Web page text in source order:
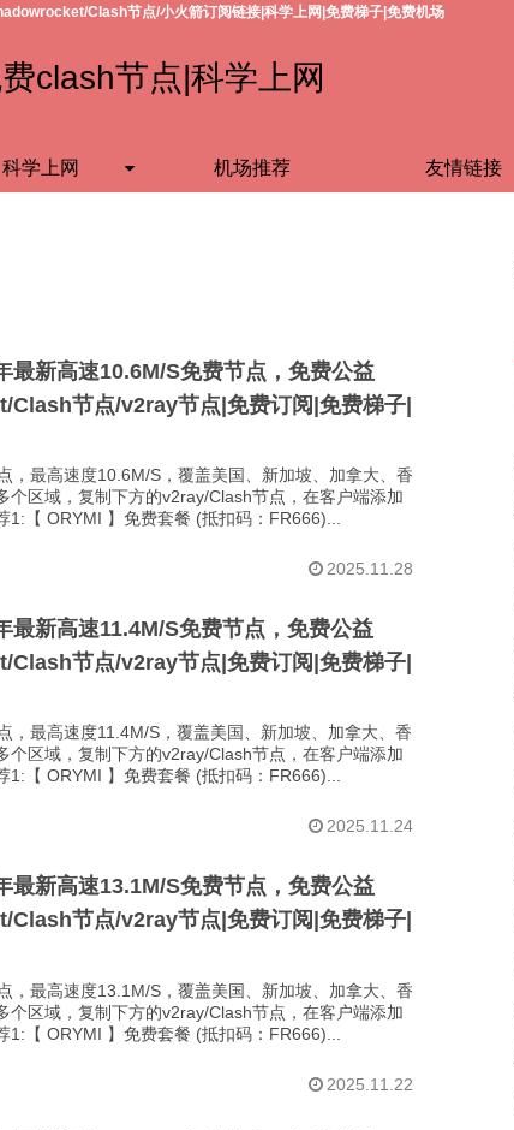
Clash节点/小火箭订阅链接|科学上网|免费梯子|免费机场
clash节点|科学上网
科学上网 机场推荐 友情链接
最新高速10.6M/S免费节点，免费公益
节点/v2ray节点|免费订阅|免费梯子|
，最高速度10.6M/S，覆盖美国、新加坡、加拿大、香
个区域，复制下方的v2ray/Clash节点，在客户端添加
1:【 ORYMI 】免费套餐 (抵扣码：FR666)...
2025.11.28
最新高速11.4M/S免费节点，免费公益
节点/v2ray节点|免费订阅|免费梯子|
，最高速度11.4M/S，覆盖美国、新加坡、加拿大、香
个区域，复制下方的v2ray/Clash节点，在客户端添加
1:【 ORYMI 】免费套餐 (抵扣码：FR666)...
2025.11.24
最新高速13.1M/S免费节点，免费公益
节点/v2ray节点|免费订阅|免费梯子|
，最高速度13.1M/S，覆盖美国、新加坡、加拿大、香
个区域，复制下方的v2ray/Clash节点，在客户端添加
1:【 ORYMI 】免费套餐 (抵扣码：FR666)...
2025.11.22